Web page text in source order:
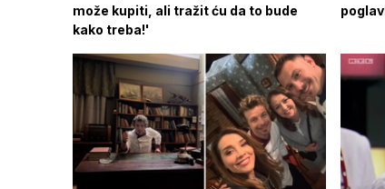
može kupiti, ali tražit ću da to bude
kako treba!'